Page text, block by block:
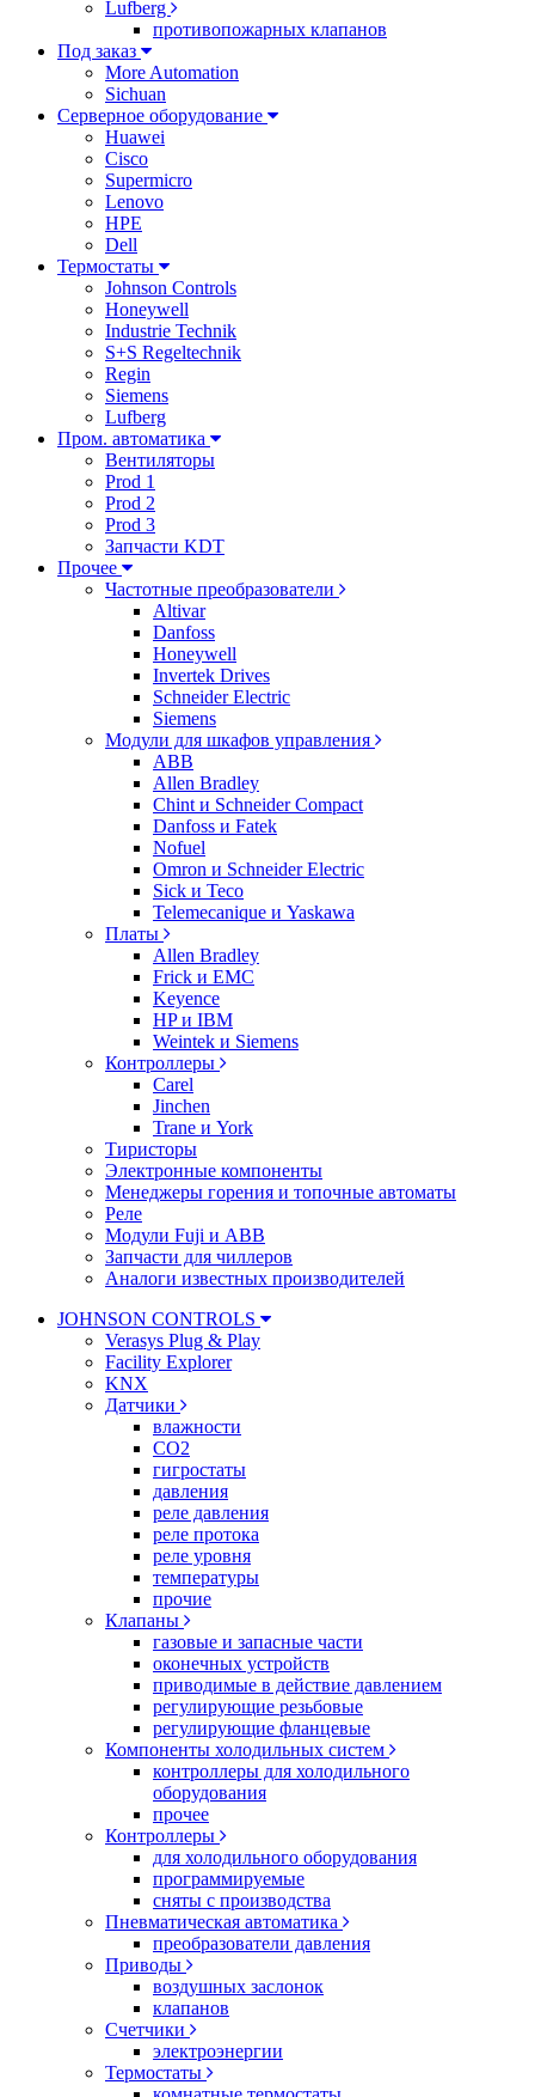
Lufberg
противопожарных клапанов
Под заказ
More Automation
Sichuan
Серверное оборудование
Huawei
Cisco
Supermicro
Lenovo
HPE
Dell
Термостаты
Johnson Controls
Honeywell
Industrie Technik
S+S Regeltechnik
Regin
Siemens
Lufberg
Пром. автоматика
Вентиляторы
Prod 1
Prod 2
Prod 3
Запчасти KDT
Прочее
Частотные преобразователи
Altivar
Danfoss
Honeywell
Invertek Drives
Schneider Electric
Siemens
Модули для шкафов управления
ABB
Allen Bradley
Chint и Schneider Compact
Danfoss и Fatek
Nofuel
Omron и Schneider Electric
Sick и Teco
Telemecanique и Yaskawa
Платы
Allen Bradley
Frick и EMC
Keyence
HP и IBM
Weintek и Siemens
Контроллеры
Carel
Jinchen
Trane и York
Тиристоры
Электронные компоненты
Менеджеры горения и топочные автоматы
Реле
Модули Fuji и ABB
Запчасти для чиллеров
Аналоги известных производителей
JOHNSON CONTROLS
Verasys Plug & Play
Facility Explorer
KNX
Датчики
влажности
CO2
гигростаты
давления
реле давления
реле протока
реле уровня
температуры
прочие
Клапаны
газовые и запасные части
оконечных устройств
приводимые в действие давлением
регулирующие резьбовые
регулирующие фланцевые
Компоненты холодильных систем
контроллеры для холодильного
оборудования
прочее
Контроллеры
для холодильного оборудования
программируемые
сняты с производства
Пневматическая автоматика
преобразователи давления
Приводы
воздушных заслонок
клапанов
Счетчики
электроэнергии
Термостаты